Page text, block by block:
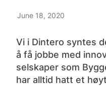
June 18, 2020
Vi i Dintero syntes
å få jobbe med
selskaper som
har alltid hatt et